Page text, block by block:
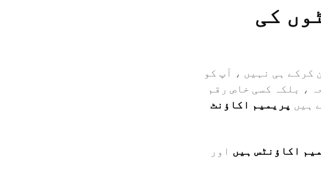
کی
کرکے ہی نہیں ، آپ کو
، بلکہ کسی خاص رقم
ہیں پریمیم اکاؤنٹ
اکاؤنٹس ہیں اور